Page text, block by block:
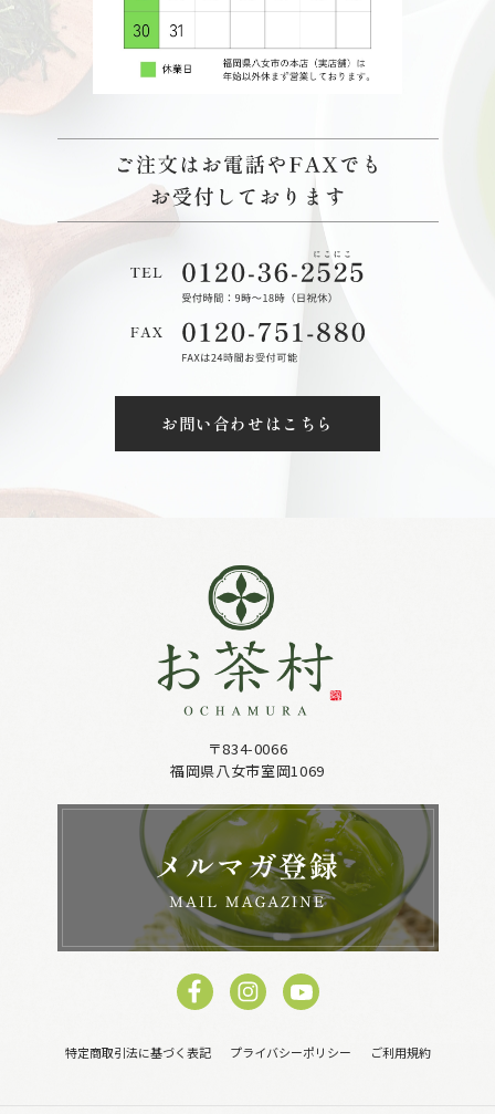
お問い合わせはこちら
〒834-0066
福岡県八女市室岡1069
特定商取引法に基づく表記 プライバシーポリシー ご利用規約